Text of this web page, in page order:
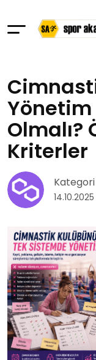
Yönetim
Olmalı?
Kriterler
Kategori
14.10.2025